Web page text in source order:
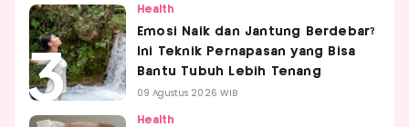
Health
Emosi Naik dan Jantung Berdebar?
Ini Teknik Pernapasan yang Bisa
Bantu Tubuh Lebih Tenang
09 Agustus 2026 WIB
Health